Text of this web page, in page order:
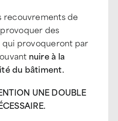
recouvrements de
des
provoqueront par
nuire à la
du bâtiment.
UNE DOUBLE